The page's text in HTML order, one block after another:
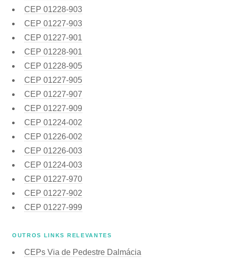
CEP 01228-903
CEP 01227-903
CEP 01227-901
CEP 01228-901
CEP 01228-905
CEP 01227-905
CEP 01227-907
CEP 01227-909
CEP 01224-002
CEP 01226-002
CEP 01226-003
CEP 01224-003
CEP 01227-970
CEP 01227-902
CEP 01227-999
OUTROS LINKS RELEVANTES
CEPs Via de Pedestre Dalmácia